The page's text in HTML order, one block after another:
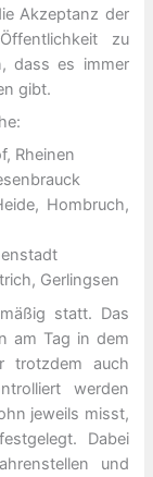
Akzeptanz der
zu
dass es immer
gibt.
Rheinen
Hombruch,
Gerlingsen
statt. Das
am Tag in dem
trotzdem auch
werden
jeweils misst,
Dabei
und